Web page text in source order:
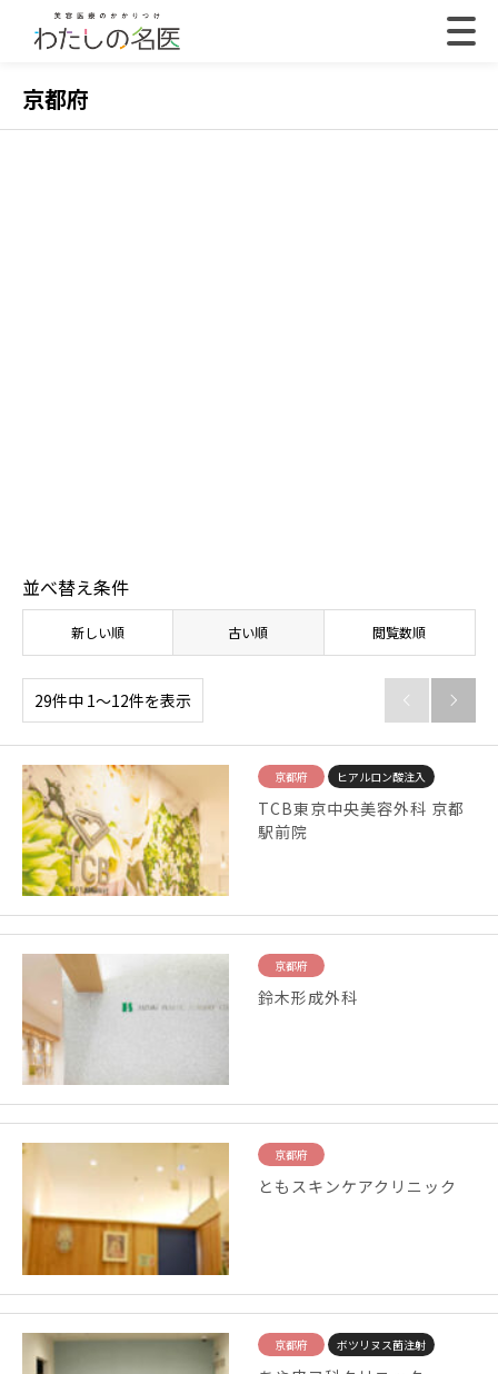
京都府
並べ替え条件
新しい順 古い順 閲覧数順
29件中 1〜12件を表示  
京都府 ヒアルロン酸注入
TCB東京中央美容外科 京都
駅前院
京都府
鈴木形成外科
京都府
ともスキンケアクリニック
京都府 ボツリヌス菌注射